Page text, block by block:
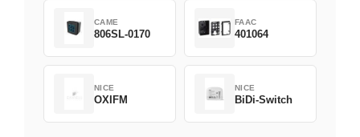
CAME
806SL-0170
FAAC
401064
NICE
OXIFM
NICE
BiDi-Switch